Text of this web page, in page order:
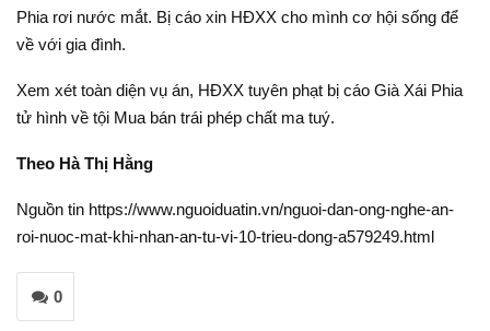
Phia rơi nước mắt. Bị cáo xin HĐXX cho mình cơ hội sống để
về với gia đình.
Xem xét toàn diện vụ án, HĐXX tuyên phạt bị cáo Già Xái Phia
tử hình về tội Mua bán trái phép chất ma tuý.
Theo Hà Thị Hằng
Nguồn tin https://www.nguoiduatin.vn/nguoi-dan-ong-nghe-an-
roi-nuoc-mat-khi-nhan-an-tu-vi-10-trieu-dong-a579249.html
0